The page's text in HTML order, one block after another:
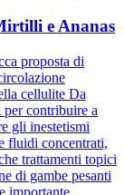
e Ananas
proposta di
cellulite Da
contribuire a
gli inestetismi
fluidi concentrati,
trattamenti topici
di gambe pesanti
importante